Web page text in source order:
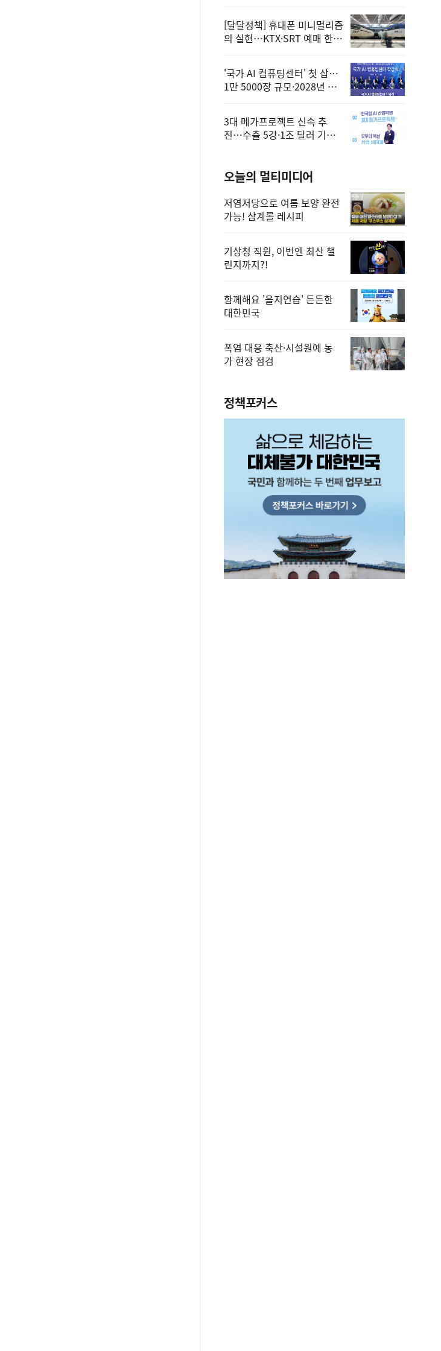
[달달정책] 휴대폰 미니멀리즘
의 실현…KTX·SRT 예매 한
'국가 AI 컴퓨팅센터' 첫 삽…
1만 5000장 규모·2028년 완
3대 메가프로젝트 신속 추
진…수출 5강·1조 달러 기반
오늘의 멀티미디어
저염저당으로 여름 보양 완전
가능! 삼계롤 레시피
기상청 직원, 이번엔 최산 챌
린지까지?!
함께해요 '을지연습' 든든한
대한민국
폭염 대응 축산·시설원예 농
가 현장 점검
정책포커스